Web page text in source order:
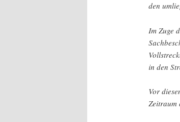
den
Im Zuge
in den
Vor
Zeitraum